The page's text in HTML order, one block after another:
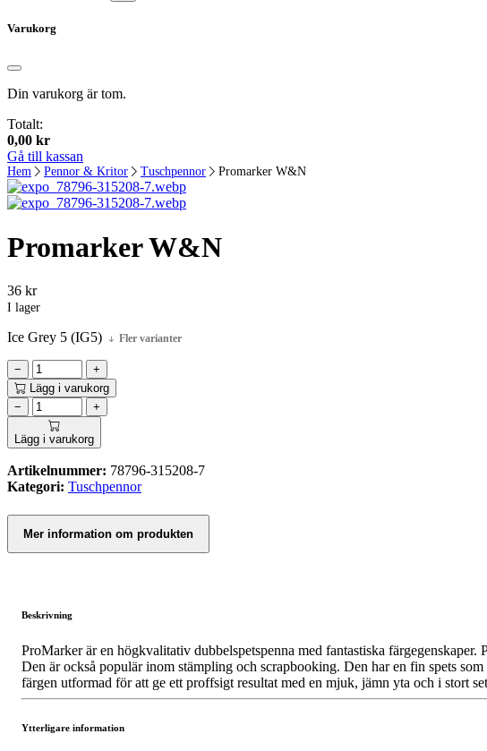
Varukorg
Din varukorg är tom.
Totalt:
0,00 kr
Gå till kassan
Hem Pennor & Kritor Tuschpennor Promarker W&N
Promarker W&N
36 kr
I lager
Ice Grey 5 (IG5) Fler varianter
−
+
Lägg i varukorg
−
+
Lägg i varukorg
Artikelnummer: 78796-315208-7
Kategori: Tuschpennor
Mer information om produkten
Beskrivning
ProMarker är en högkvalitativ dubbelspetspenna med fantastiska
Den är också populär inom stämpling och scrapbooking. Den har en fin spets
färgen utformad för att ge ett proffsigt resultat med en mjuk, jämn yta och i stort
Ytterligare information